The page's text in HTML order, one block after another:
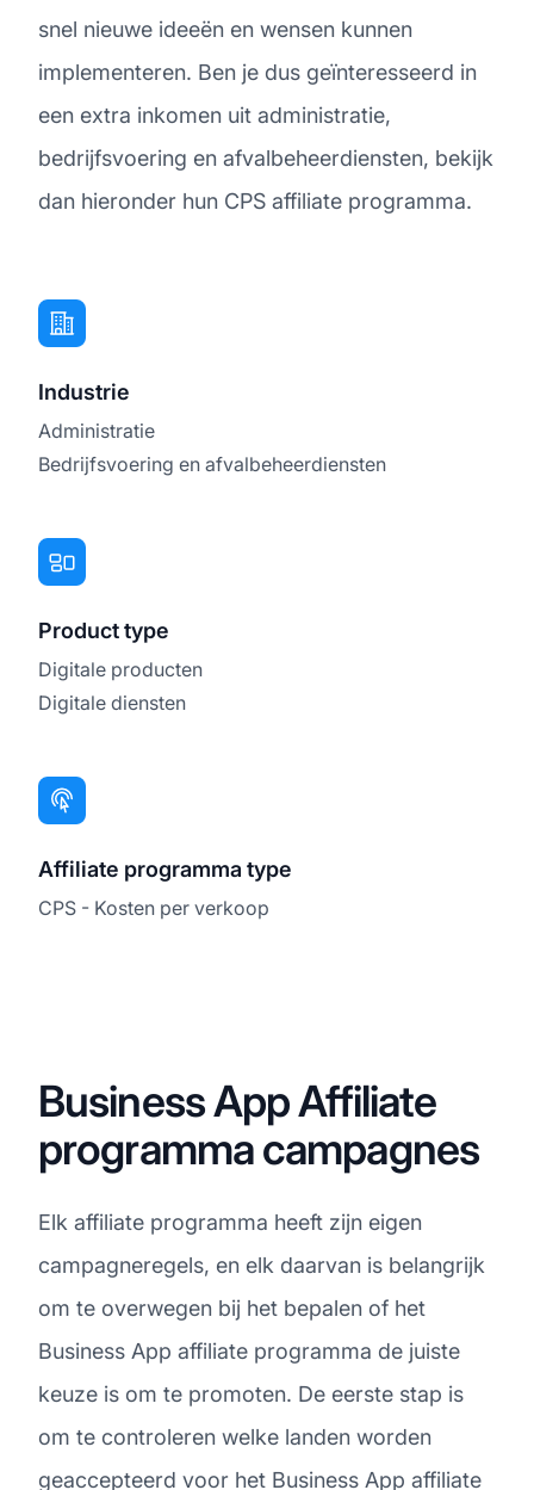
snel nieuwe ideeën en wensen kunnen
implementeren. Ben je dus geïnteresseerd in
een extra inkomen uit administratie,
bedrijfsvoering en afvalbeheerdiensten, bekijk
dan hieronder hun CPS affiliate programma.
Industrie
Administratie
Bedrijfsvoering en afvalbeheerdiensten
Product type
Digitale producten
Digitale diensten
Affiliate programma type
CPS - Kosten per verkoop
Business App Affiliate
programma campagnes
Elk affiliate programma heeft zijn eigen
campagneregels, en elk daarvan is belangrijk
om te overwegen bij het bepalen of het
Business App affiliate programma de juiste
keuze is om te promoten. De eerste stap is
om te controleren welke landen worden
geaccepteerd voor het Business App affiliate